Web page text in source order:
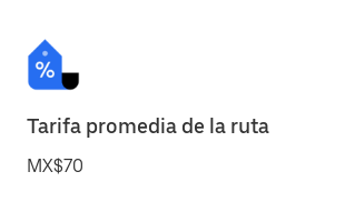
Tarifa promedia de la ruta
MX$70